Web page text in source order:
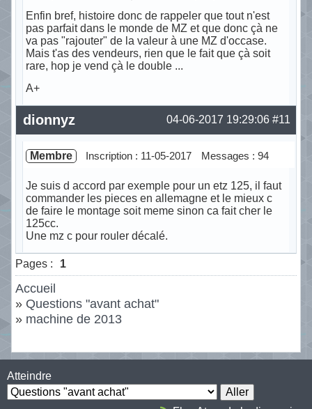
Enfin bref, histoire donc de rappeler que tout n'est
pas parfait dans le monde de MZ et que donc çà ne
va pas "rajouter" de la valeur à une MZ d'occase.
Mais t'as des vendeurs, rien que le fait que çà soit
rare, hop je vend çà le double ...
A+
Hors ligne #11
04-06-2017 19:29:06
dionnyz
Membre Inscription : 11-05-2017 Messages : 94
Je suis d accord par exemple pour un etz 125, il faut
commander les pieces en allemagne et le mieux c
de faire le montage soit meme sinon ca fait cher le
125cc.
Une mz c pour rouler décalé.
Hors ligne
Pages : 1
Accueil
» Questions "avant achat"
» machine de 2013
Atteindre